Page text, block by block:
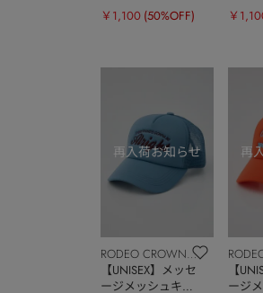
￥1,100 (50%OFF) ￥
RODEO CROWNS
WIDE BOWL
【UNISEX】メッセ
ージメッシュキャ
【
ージ